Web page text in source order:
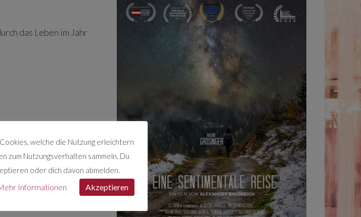
das Leben im Jahr
welche die Nutzung erleichtern
zum Nutzungsverhalten sammeln. Du
oder dich davon abmelden.
Informationen Akzeptieren